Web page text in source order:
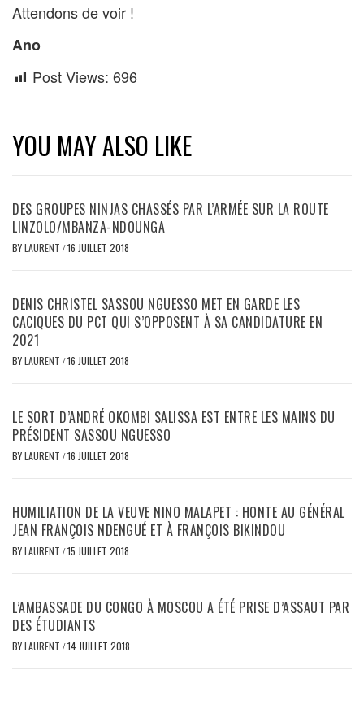
Attendons de voir !
Ano
Post Views: 696
YOU MAY ALSO LIKE
DES GROUPES NINJAS CHASSÉS PAR L’ARMÉE SUR LA ROUTE
LINZOLO/MBANZA-NDOUNGA
BYLAURENT /16 JUILLET 2018
DENIS CHRISTEL SASSOU NGUESSO MET EN GARDE LES
CACIQUES DU PCT QUI S’OPPOSENT À SA CANDIDATURE EN
2021
BYLAURENT /16 JUILLET 2018
LE SORT D’ANDRÉ OKOMBI SALISSA EST ENTRE LES MAINS DU
PRÉSIDENT SASSOU NGUESSO
BYLAURENT /16 JUILLET 2018
HUMILIATION DE LA VEUVE NINO MALAPET : HONTE AU GÉNÉRAL
JEAN FRANÇOIS NDENGUÉ ET À FRANÇOIS BIKINDOU
BYLAURENT /15 JUILLET 2018
L’AMBASSADE DU CONGO À MOSCOU A ÉTÉ PRISE D’ASSAUT PAR
DES ÉTUDIANTS
BYLAURENT /14 JUILLET 2018